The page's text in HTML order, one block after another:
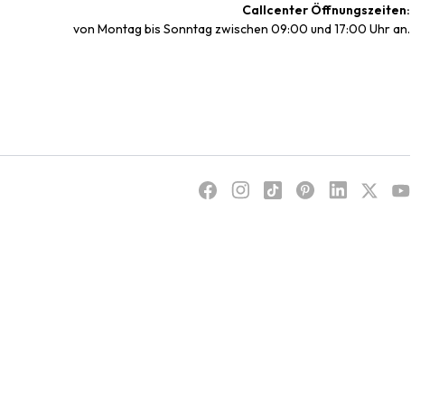
Callcenter Öffnungszeiten:
von Montag bis Sonntag zwischen 09:00 und 17:00 Uhr an.